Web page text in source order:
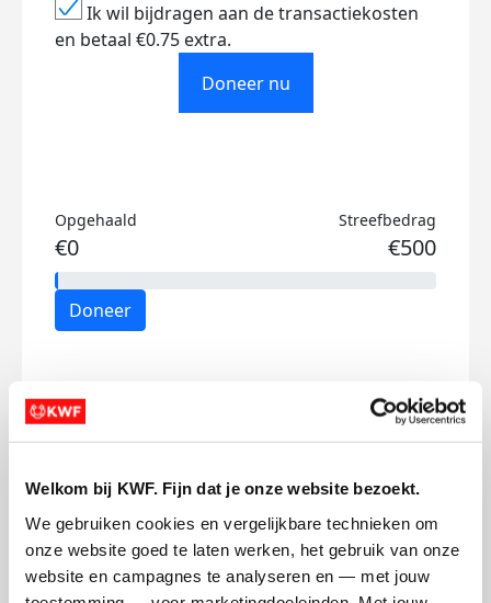
Welkom bij KWF. Fijn dat je onze website bezoekt.
We gebruiken cookies en vergelijkbare technieken om
onze website goed te laten werken, het gebruik van onze
website en campagnes te analyseren en — met jouw
Ik wil bijdragen aan de transactiekosten
en betaal €0.75 extra.
Doneer nu
Opgehaald
€0
Streefbedrag
€500
Doneer
Mijn activiteiten volgen
146
kms